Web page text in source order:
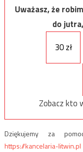
Uważasz, że
do
30 zł
Zobacz kto
Dziękujemy za
https://kancelaria-litwin.pl